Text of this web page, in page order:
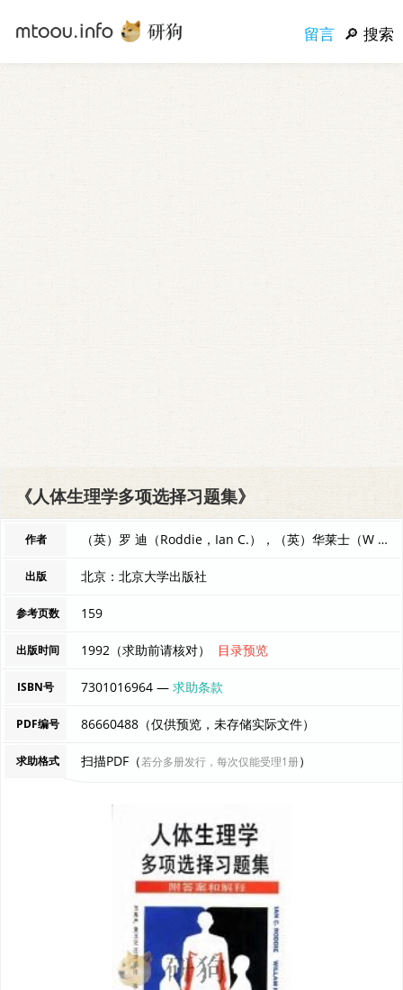
留言 搜索
《人体生理学多项选择习题集》
作者 （英）罗 迪（Roddie，Ian C.），（英）华莱士（W 编者
出版 北京：北京大学出版社
参考页数 159
出版时间 1992（求助前请核对） 目录预览
ISBN号 7301016964 —求助条款
PDF编号 86660488（仅供预览，未存储实际文件）
求助格式 扫描PDF（若分多册发行，每次仅能受理1册）